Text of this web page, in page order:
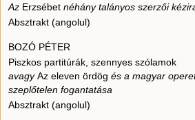
Az Erzsébet néhány talányos szerzői
Absztrakt (angolul)
BOZÓ PÉTER
Piszkos partitúrák, szennyes szólamok
avagyAz eleven ördög és a magyar
szeplőtelen fogantatása
Absztrakt (angolul)